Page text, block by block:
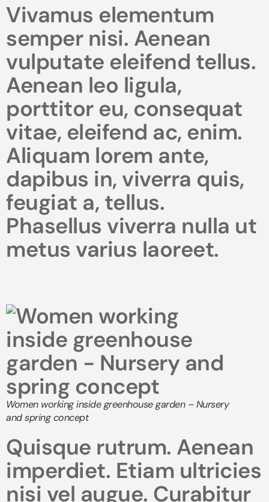
Vivamus elementum
semper nisi. Aenean
vulputate eleifend tellus.
Aenean leo ligula,
porttitor eu, consequat
vitae, eleifend ac, enim.
Aliquam lorem ante,
dapibus in, viverra quis,
feugiat a, tellus.
Phasellus viverra nulla ut
metus varius laoreet.
Women working inside greenhouse garden – Nursery
and spring concept
Quisque rutrum. Aenean
imperdiet. Etiam ultricies
nisi vel augue. Curabitur